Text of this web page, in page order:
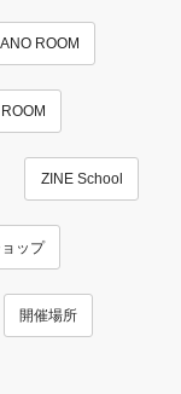
ROOM
ZINE School
ップ
開催場所